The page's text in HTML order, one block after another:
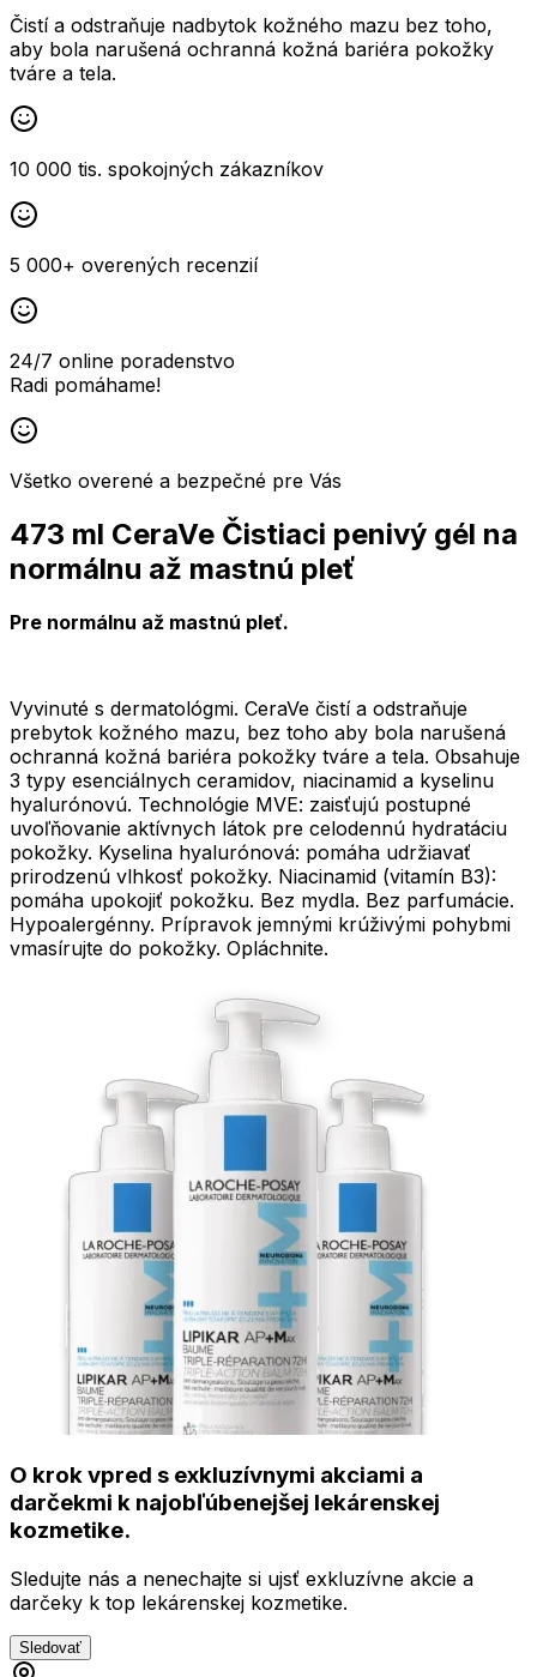
Čistí a odstraňuje nadbytok kožného mazu bez toho,
aby bola narušená ochranná kožná bariéra pokožky
tváre a tela.
10 000 tis. spokojných zákazníkov
5 000+ overených recenzií
24/7 online poradenstvo
Radi pomáhame!
Všetko overené a bezpečné pre Vás
473 ml CeraVe Čistiaci penivý gél na
normálnu až mastnú pleť
Pre normálnu až mastnú pleť.
Vyvinuté s dermatológmi. CeraVe čistí a odstraňuje
prebytok kožného mazu, bez toho aby bola narušená
ochranná kožná bariéra pokožky tváre a tela. Obsahuje
3 typy esenciálnych ceramidov, niacinamid a kyselinu
hyalurónovú. Technológie MVE: zaisťujú postupné
uvoľňovanie aktívnych látok pre celodennú hydratáciu
pokožky. Kyselina hyalurónová: pomáha udržiavať
prirodzenú vlhkosť pokožky. Niacinamid (vitamín B3):
pomáha upokojiť pokožku. Bez mydla. Bez parfumácie.
Hypoalergénny. Prípravok jemnými krúživými pohybmi
vmasírujte do pokožky. Opláchnite.
O krok vpred s exkluzívnymi akciami a
darčekmi k najobľúbenejšej lekárenskej
kozmetike.
Sledujte nás a nenechajte si ujsť exkluzívne akcie a
darčeky k top lekárenskej kozmetike.
Sledovať